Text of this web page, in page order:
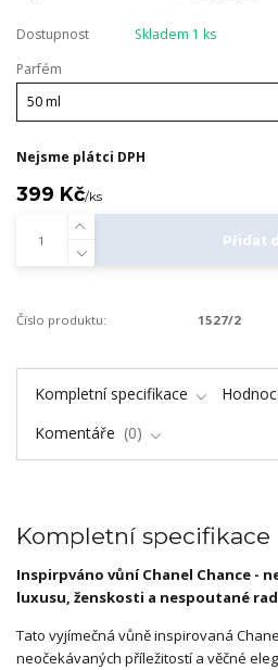
Dostupnost
Skladem 1 ks
Parfém
Nejsme plátci DPH
399 Kč/ks
Přidat
Číslo produktu: 1527/2
Kompletní specifikace
Komentáře
0
Kompletní specifikace
Inspirpváno vůní Chanel Chance -
luxusu, ženskosti a nespoutané
Tato vyjímečná vůně inspirovaná
neočekávaných příležitostí a věčné